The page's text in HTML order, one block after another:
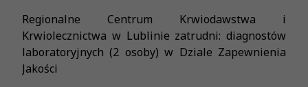
Regionalne Centrum Krwiodawstwa i
Krwiolecznictwa w Lublinie zatrudni: diagnostów
laboratoryjnych (2 osoby) w Dziale Zapewnienia
Jakości